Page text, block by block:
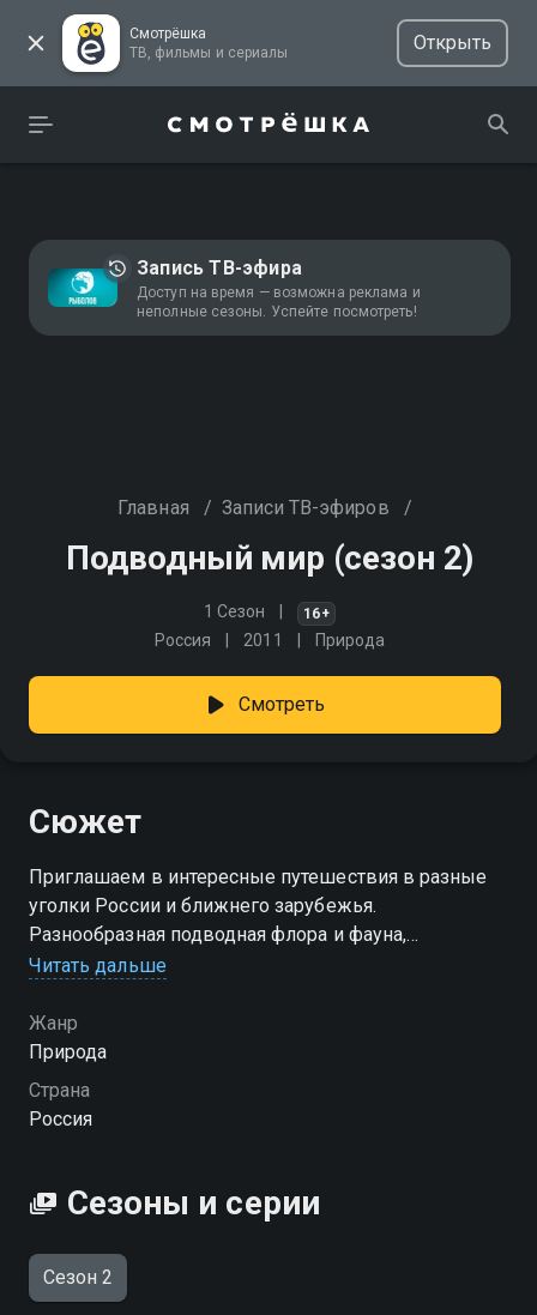
Смотрёшка
ТВ, фильмы и сериалы
Открыть
Запись ТВ-эфира
Доступ на время — возможна реклама и
неполные сезоны. Успейте посмотреть!
Главная / Записи ТВ-эфиров /
Подводный мир (сезон 2)
1 Сезон 16+
Россия 2011 Природа
Смотреть
Сюжет
Приглашаем в интересные путешествия в разные
уголки России и ближнего зарубежья.
Разнообразная подводная флора и фауна,
великолепные морские просторы и речные
все это в проекте
Посмотреть онлайн 2 сезон сериала Подводный мир
вы можете совершенно бесплатно в хорошем HD
Читать дальше
Жанр
Природа
Страна
Россия
Сезоны и серии
Сезон 2